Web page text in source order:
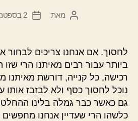
המחבר
מאת
תאריך
2 בספטמבר 2012
לחסוך. אם אנחנו צריכים לבחור
ביותר עבור רבים מאיתנו הרי
רכישה, כל קנייה, דורשת מאיתנו
נוכל לחסוך כסף ולא לבזבז אותו
גם כאשר כבר גמלה בלינו
כלשהו הרי שעדיין אנחנו